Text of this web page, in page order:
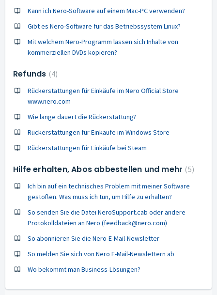
Kann ich Nero-Software auf einem Mac-PC verwenden?
Gibt es Nero-Software für das Betriebssystem Linux?
Mit welchem Nero-Programm lassen sich Inhalte von
kommerziellen DVDs kopieren?
Refunds 4
Rückerstattungen für Einkäufe im Nero Official Store
www.nero.com
Wie lange dauert die Rückerstattung?
Rückerstattungen für Einkäufe im Windows Store
Rückerstattungen für Einkäufe bei Steam
Hilfe erhalten, Abos abbestellen und mehr 5
Ich bin auf ein technisches Problem mit meiner Software
gestoßen. Was muss ich tun, um Hilfe zu erhalten?
So senden Sie die Datei NeroSupport.cab oder andere
Protokolldateien an Nero (feedback@nero.com)
So abonnieren Sie die Nero-E-Mail-Newsletter
So melden Sie sich von Nero E-Mail-Newslettern ab
Wo bekommt man Business-Lösungen?